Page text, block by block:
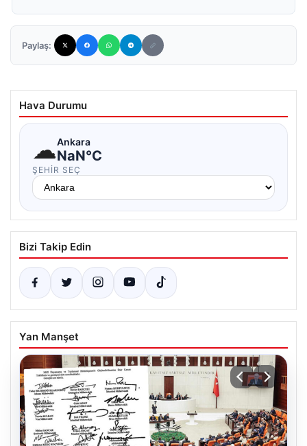
Paylaş:
Hava Durumu
☁Ankara
NaN°C
ŞEHIR SEÇ
Bizi Takip Edin
Yan Manşet